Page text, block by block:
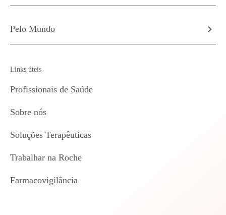
Pelo Mundo
Links úteis
Profissionais de Saúde
Sobre nós
Soluções Terapêuticas
Trabalhar na Roche
Farmacovigilância